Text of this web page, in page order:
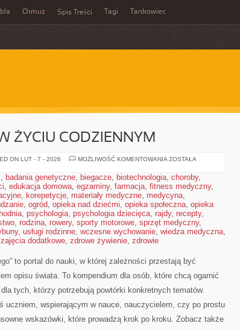
Ormuz Spis Treści Tagi Tankowiec
ŻYCIU CODZIENNYM
ON LUT - 7 - 2026 MOŻLIWOŚĆ KOMENTOWANIA MATEMATYKA
CODZIENNYM
ZOSTAŁA
, badania genetyczne, biegacze, biotechnologia, choroby,
, edukacja domowa, egzaminy, farmacja, fitness medyczny,
, korepetycje, materiały medyczne, medycyna,
, ogród, opieka nad dziećmi, opieka społeczna, opieka
, psychologia, psychologia dziecięca, rajdy, recepty,
, rodzina, rowery, sporty motorowe, sprzęt medyczny,
, usługi rodzinne, wczesne wychowanie, wiedza medyczna,
zajęcia dodatkowe, zdrowe żywienie, zdrowie
to portal do nauki, w której zależności przestają być
opisu świata. To kompendium dla osób, które chcą ogarnić
tych, którzy potrzebują powtórki konkretnych tematów.
uczniem, wspierającym w nauce, nauczycielem, czy po prostu
wskazówki, które prowadzą krok po kroku. Zobacz także